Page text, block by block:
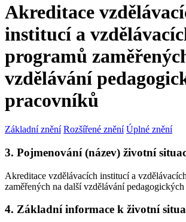
Akreditace
institucí a
programů
vzdělávání
pracovníků
Základní znění Rozšířené znění Úplné znění
3. Pojmenování (název) životní
Akreditace vzdělávacích institucí a
zaměřených na další vzdělávání
4. Základní informace k životní